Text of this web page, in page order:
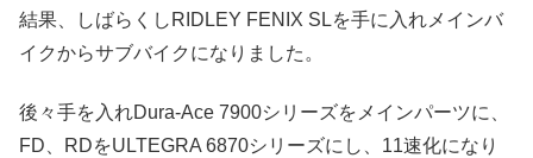
結果、しばらくしRIDLEY FENIX SLを手に入れメインバ
イクからサブバイクになりました。
後々手を入れDura-Ace 7900シリーズをメインパーツに、
FD、RDをULTEGRA 6870シリーズにし、11速化になり